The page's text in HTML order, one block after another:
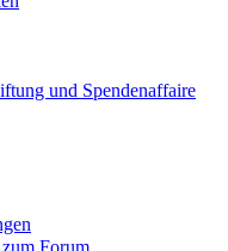
und Spendenaffaire